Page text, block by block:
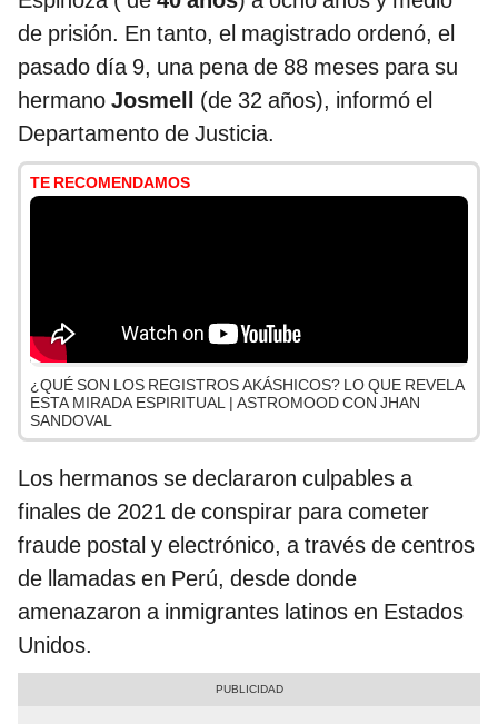
de prisión. En tanto, el magistrado ordenó, el
pasado día 9, una pena de 88 meses para su
hermano Josmell (de 32 años), informó el
Departamento de Justicia.
TE RECOMENDAMOS
¿QUÉ SON LOS REGISTROS AKÁSHICOS? LO QUE REVELA
ESTA MIRADA ESPIRITUAL | ASTROMOOD CON JHAN
SANDOVAL
Los hermanos se declararon culpables a
finales de 2021 de conspirar para cometer
fraude postal y electrónico, a través de centros
de llamadas en Perú, desde donde
amenazaron a inmigrantes latinos en Estados
Unidos.